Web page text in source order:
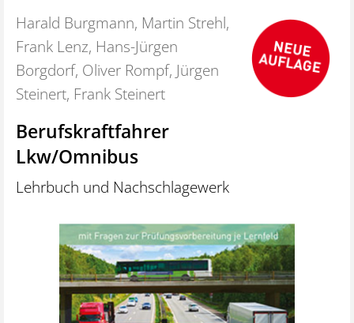
Harald Burgmann, Martin Strehl,
Frank Lenz, Hans-Jürgen
Borgdorf, Oliver Rompf, Jürgen
Steinert, Frank Steinert
Berufskraftfahrer
Lkw/Omnibus
Lehrbuch und Nachschlagewerk